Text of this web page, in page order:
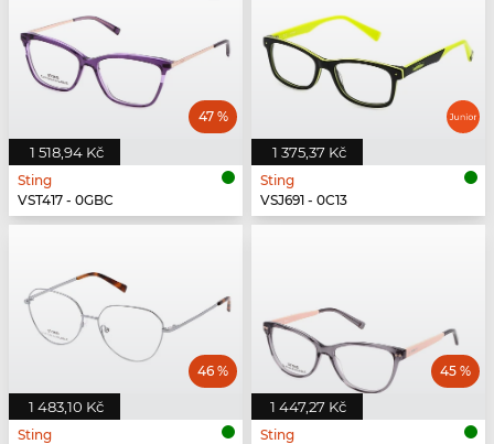
1 518,94 Kč
47 %
Sting
VST417 - 0GBC
1 375,37 Kč
Sting
VSJ691 - 0C13
1 483,10 Kč
46 %
Sting
1 447,27 Kč
45 %
Sting